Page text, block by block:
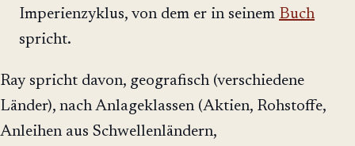
Imperienzyklus, von dem er in seinem Buch
spricht.
Ray spricht davon, geografisch (verschiedene
Länder), nach Anlageklassen (Aktien, Rohstoffe,
Anleihen aus Schwellenländern,